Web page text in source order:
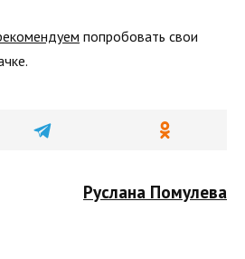
попробовать свои
Руслана Помулева